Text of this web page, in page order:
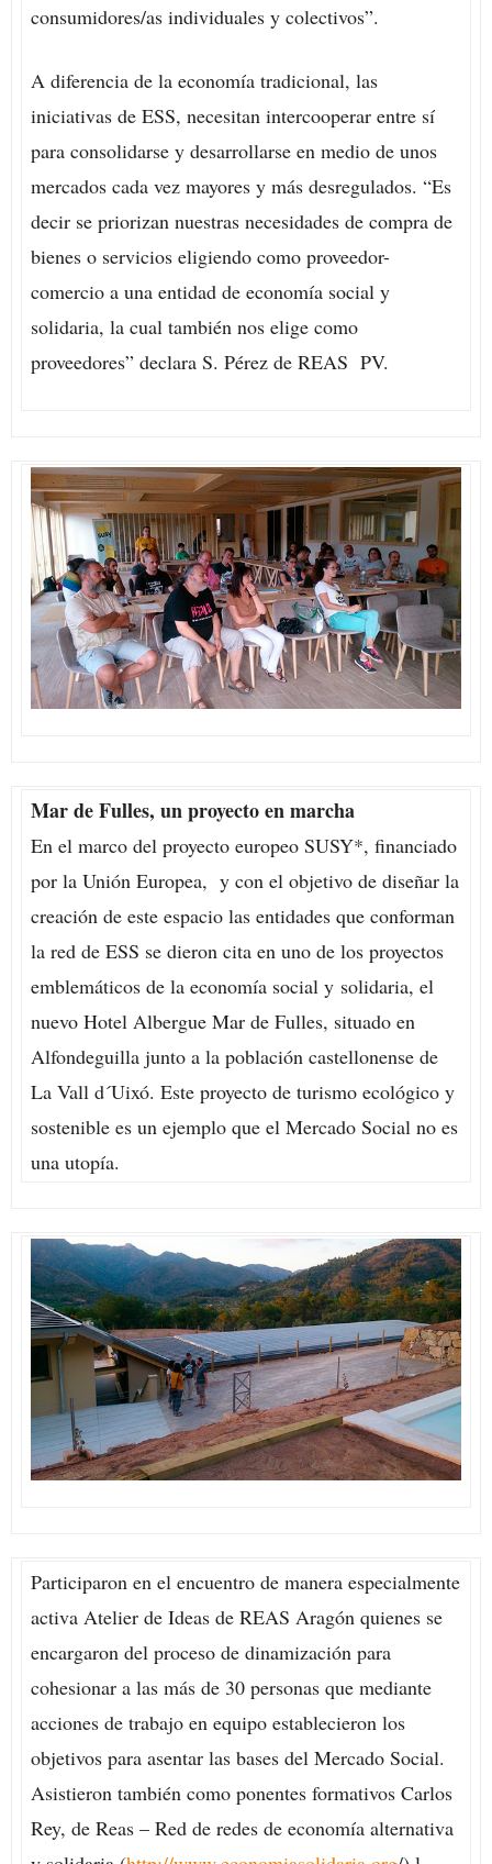
consumidores/as individuales y colectivos”.
A diferencia de la economía tradicional, las
iniciativas de ESS, necesitan intercooperar entre sí
para consolidarse y desarrollarse en medio de unos
mercados cada vez mayores y más desregulados. “Es
decir se priorizan nuestras necesidades de compra de
bienes o servicios eligiendo como proveedor-
comercio a una entidad de economía social y
solidaria, la cual también nos elige como
proveedores” declara S. Pérez de REAS PV.
Mar de Fulles, un proyecto en marcha
En el marco del proyecto europeo SUSY*, financiado
por la Unión Europea, y con el objetivo de diseñar la
creación de este espacio las entidades que conforman
la red de ESS se dieron cita en uno de los proyectos
emblemáticos de la economía social y solidaria, el
nuevo Hotel Albergue Mar de Fulles, situado en
Alfondeguilla junto a la población castellonense de
La Vall d´Uixó. Este proyecto de turismo ecológico y
sostenible es un ejemplo que el Mercado Social no es
una utopía.
Participaron en el encuentro de manera especialmente
activa Atelier de Ideas de REAS Aragón quienes se
encargaron del proceso de dinamización para
cohesionar a las más de 30 personas que mediante
acciones de trabajo en equipo establecieron los
objetivos para asentar las bases del Mercado Social.
Asistieron también como ponentes formativos Carlos
Rey, de Reas – Red de redes de economía alternativa